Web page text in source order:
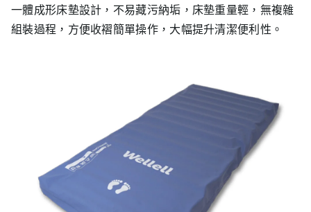
一體成形床墊設計，不易藏污納垢，床墊重量輕，無複雜
組裝過程，方便收褶簡單操作，大幅提升清潔便利性。